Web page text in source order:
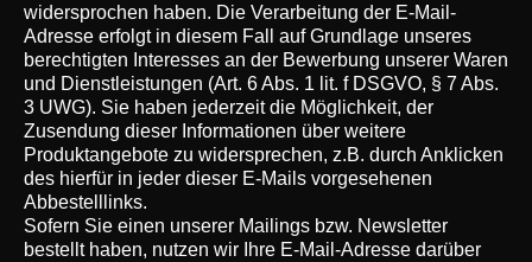
widersprochen haben. Die Verarbeitung der E-Mail-
Adresse erfolgt in diesem Fall auf Grundlage unseres
berechtigten Interesses an der Bewerbung unserer Waren
und Dienstleistungen (Art. 6 Abs. 1 lit. f DSGVO, § 7 Abs.
3 UWG). Sie haben jederzeit die Möglichkeit, der
Zusendung dieser Informationen über weitere
Produktangebote zu widersprechen, z.B. durch Anklicken
des hierfür in jeder dieser E-Mails vorgesehenen
Abbestelllinks.
Sofern Sie einen unserer Mailings bzw. Newsletter
bestellt haben, nutzen wir Ihre E-Mail-Adresse darüber